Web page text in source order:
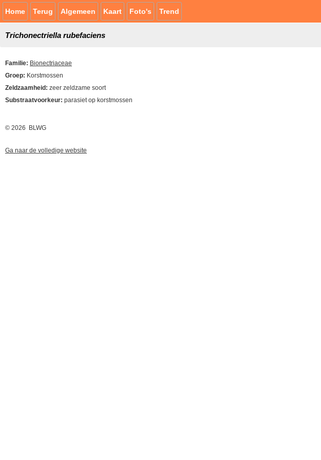
Home Terug Algemeen Kaart Foto's Trend
Trichonectriella rubefaciens
Familie: Bionectriaceae
Groep: Korstmossen
Zeldzaamheid: zeer zeldzame soort
Substraatvoorkeur: parasiet op korstmossen
© 2026 BLWG
Ga naar de volledige website